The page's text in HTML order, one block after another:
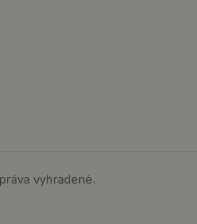
vyhradené.